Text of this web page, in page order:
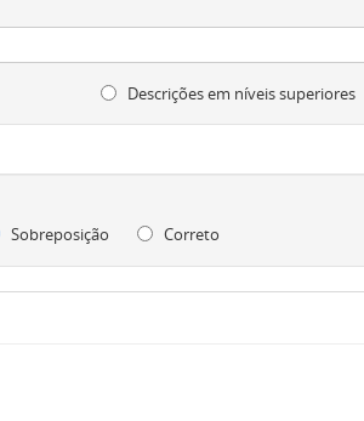
Descrições em níveis superiores
Sobreposição
Correto